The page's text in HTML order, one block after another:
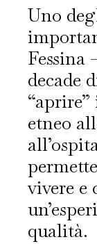
Uno
decade
etneo
vivere e
qualità.